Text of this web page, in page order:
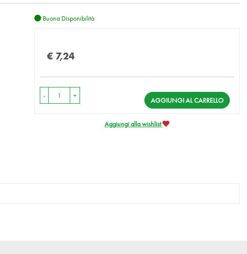
Buona Disponibilità
€ 7,24
- +
AGGIUNGI AL CARRELLO
Aggiungi alla wishlist